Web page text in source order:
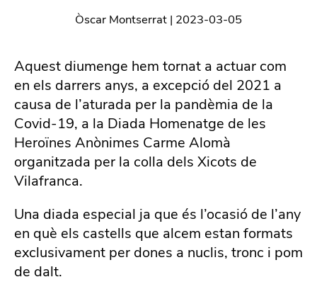
Òscar Montserrat | 2023-03-05
Aquest diumenge hem tornat a actuar com
en els darrers anys, a excepció del 2021 a
causa de l’aturada per la pandèmia de la
Covid-19, a la Diada Homenatge de les
Heroïnes Anònimes Carme Alomà
organitzada per la colla dels Xicots de
Vilafranca.
Una diada especial ja que és l’ocasió de l’any
en què els castells que alcem estan formats
exclusivament per dones a nuclis, tronc i pom
de dalt.